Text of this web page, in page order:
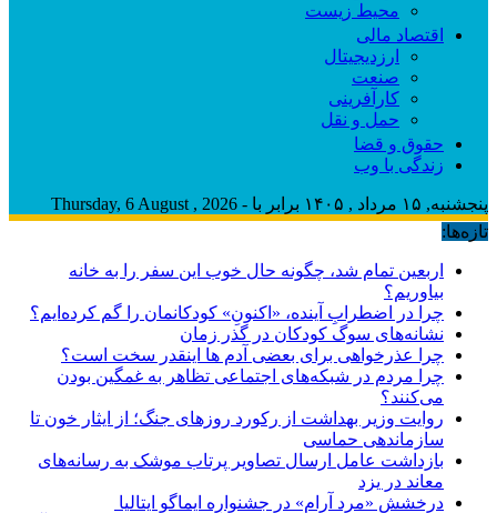
محیط زیست
اقتصاد مالی
ارزدیجیتال
صنعت
کارآفرینی
حمل و نقل
حقوق و قضا
زندگی با وب
پنجشنبه, ۱۵ مرداد , ۱۴۰۵ برابر با - Thursday, 6 August , 2026
تازه‌ها:
اربعین تمام شد، چگونه حال خوب این سفر را به خانه
بیاوریم؟
چرا در اضطرابِ آینده، «اکنونِ» کودکانمان را گم کرده‌ایم؟
نشانه‌های سوگ کودکان در گذر زمان
چرا عذرخواهی برای بعضی آدم ها اینقدر سخت است؟
چرا مردم در شبکه‌های اجتماعی تظاهر به غمگین بودن
می‌کنند؟
روایت وزیر بهداشت از رکورد روزهای جنگ؛ از ایثار خون تا
سازماندهی حماسی
بازداشت عامل ارسال تصاویر پرتاب موشک به رسانه‌های
معاند در یزد
درخشش «مرد آرام» در جشنواره ایماگو ایتالیا